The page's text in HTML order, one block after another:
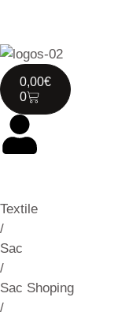
0,00€
0
Textile
/
Sac
/
Sac Shoping
/